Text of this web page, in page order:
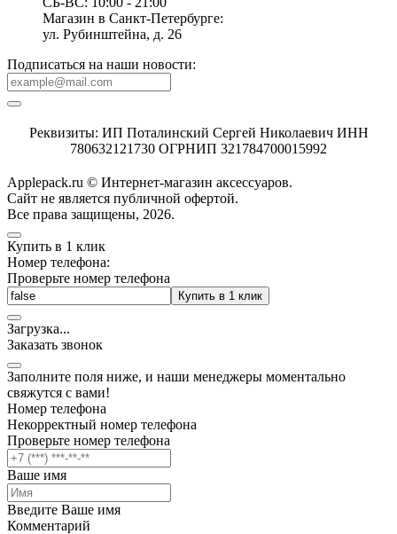
Магазин в Санкт-Петербурге:
ул. Рубинштейна, д. 26
Подписаться на наши новости:
Реквизиты: ИП Поталинский Сергей Николаевич ИНН
780632121730 ОГРНИП 321784700015992
Applepack.ru © Интернет-магазин аксессуаров.
Cайт не является публичной офертой.
Все права защищены, 2026.
Купить в 1 клик
Номер телефона:
Проверьте номер телефона
Купить в 1 клик
Загрузка...
Заказать звонок
Заполните поля ниже, и наши менеджеры моментально
свяжутся с вами!
Номер телефона
Некорректный номер телефона
Проверьте номер телефона
Ваше имя
Введите Ваше имя
Комментарий